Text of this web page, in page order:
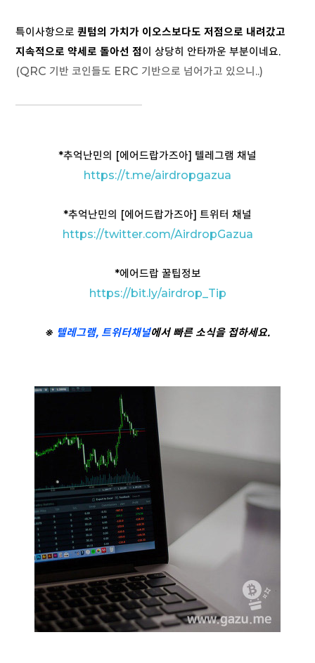
특이사항으로 퀀텀의 가치가 이오스보다도 저점으로 내려갔고
지속적으로 약세로 돌아선 점이 상당히 안타까운 부분이네요.
(QRC 기반 코인들도 ERC 기반으로 넘어가고 있으니..)
*추억난민의 [에어드랍가즈아] 텔레그램 채널
https://t.me/airdropgazua
*추억난민의 [에어드랍가즈아] 트위터 채널
https://twitter.com/AirdropGazua
*에어드랍 꿀팁정보
https://bit.ly/airdrop_Tip
※ 텔레그램, 트위터채널에서 빠른 소식을 접하세요.